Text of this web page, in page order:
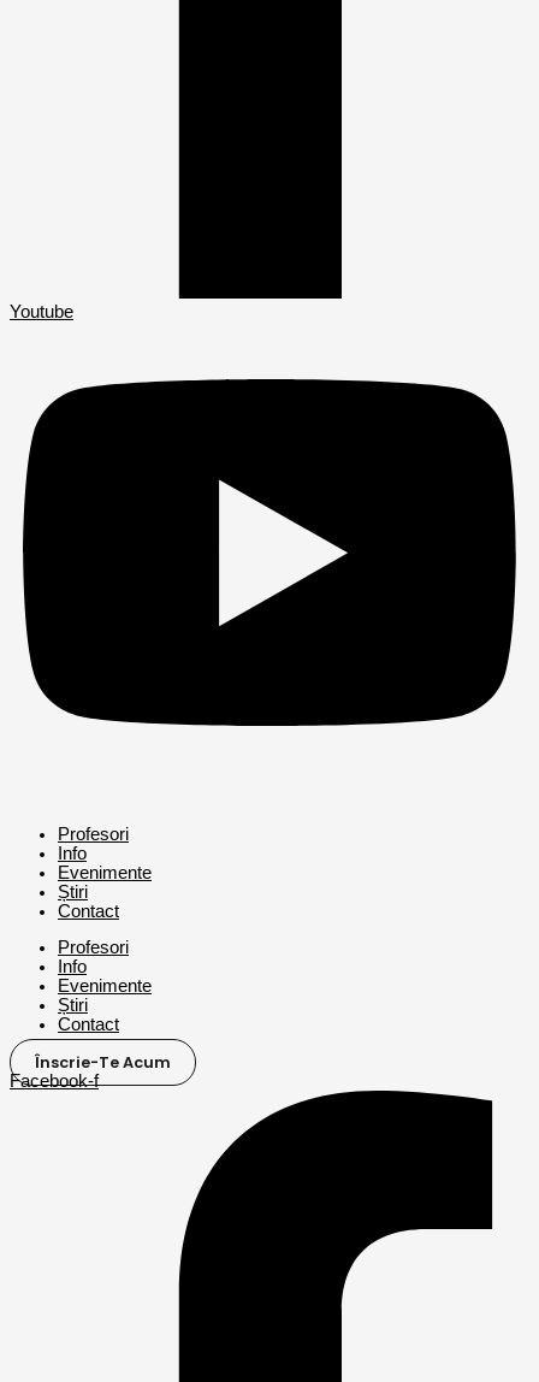
Youtube
Profesori
Info
Evenimente
Știri
Contact
Profesori
Info
Evenimente
Știri
Contact
Înscrie-Te Acum
Facebook-f